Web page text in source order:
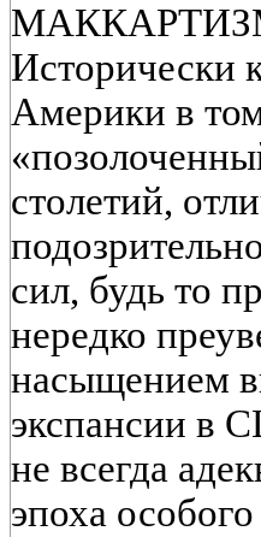
Исторически
Америки в
столетий,
сил, будь то
нередко
насыщением
экспансии в
не всегда
эпоха